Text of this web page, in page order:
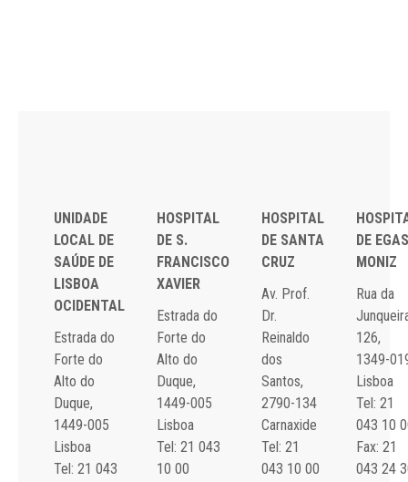
UNIDADE
LOCAL DE
SAÚDE DE
LISBOA
OCIDENTAL
Estrada do
Forte do
Alto do
Duque,
1449-005
Lisboa
Tel: 21 043
HOSPITAL
DE S.
FRANCISCO
XAVIER
Estrada do
Forte do
Alto do
Duque,
1449-005
Lisboa
Tel: 21 043
10 00
HOSPITAL
DE SANTA
CRUZ
Av. Prof.
Dr.
Reinaldo
dos
Santos,
2790-134
Carnaxide
Tel: 21
043 10 00
DE EGAS
MONIZ
Rua da
126,
1349-
Lisboa
Tel: 21
043 10
Fax: 21
043 24